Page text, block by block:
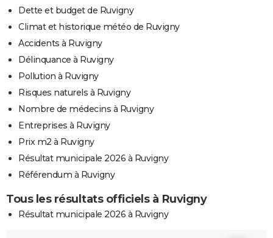
Dette et budget de Ruvigny
Climat et historique météo de Ruvigny
Accidents à Ruvigny
Délinquance à Ruvigny
Pollution à Ruvigny
Risques naturels à Ruvigny
Nombre de médecins à Ruvigny
Entreprises à Ruvigny
Prix m2 à Ruvigny
Résultat municipale 2026 à Ruvigny
Référendum à Ruvigny
Tous les résultats officiels à Ruvigny
Résultat municipale 2026 à Ruvigny